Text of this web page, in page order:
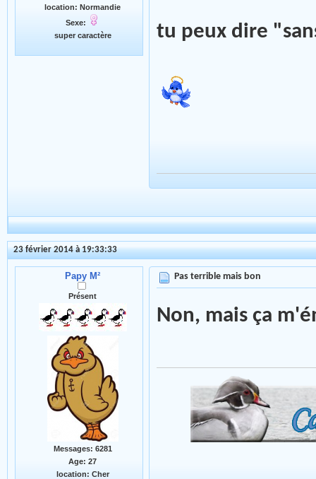
location: Normandie
Sexe:
super caractère
tu peux dire
23 février 2014 à 19:33:33
Papy M²
Présent
Messages: 6281
Age: 27
location: Cher
Pas terrible mais bon
Non, mais ça